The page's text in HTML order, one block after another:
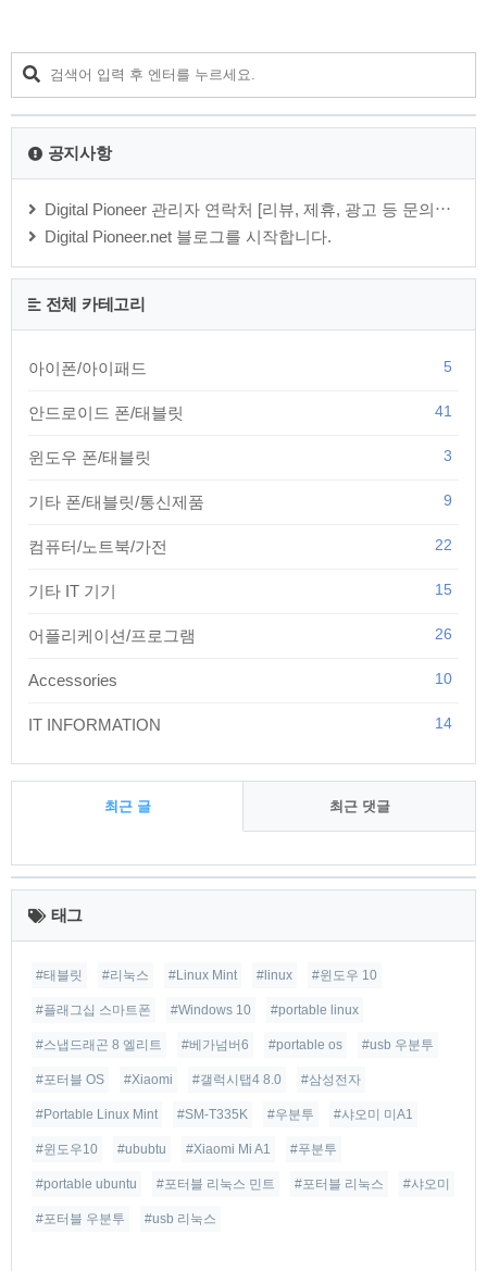
공지사항
Digital Pioneer 관리자 연락처 [리뷰, 제휴, 광고 등 문의⋯
Digital Pioneer.net 블로그를 시작합니다.
전체 카테고리
아이폰/아이패드 5
안드로이드 폰/태블릿 41
윈도우 폰/태블릿 3
기타 폰/태블릿/통신제품 9
컴퓨터/노트북/가전 22
기타 IT 기기 15
어플리케이션/프로그램 26
Accessories 10
IT INFORMATION 14
최근 글 최근 댓글
최
근
글 태그
#태블릿 #리눅스 #Linux Mint #linux #윈도우 10
#플래그십 스마트폰 #Windows 10 #portable linux
#스냅드래곤 8 엘리트 #베가넘버6 #portable os #usb 우분투
#포터블 OS #Xiaomi #갤럭시탭4 8.0 #삼성전자
#Portable Linux Mint #SM-T335K #우분투 #샤오미 미A1
#윈도우10 #ububtu #Xiaomi Mi A1 #푸분투
#portable ubuntu #포터블 리눅스 민트 #포터블 리눅스 #샤오미
#포터블 우분투 #usb 리눅스